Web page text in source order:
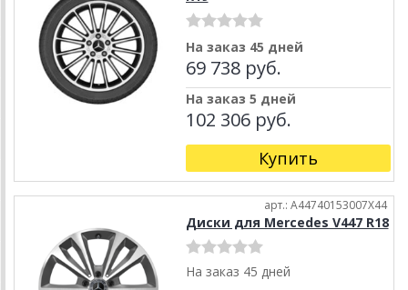
На заказ 45 дней
69 738 руб.
На заказ 5 дней
102 306 руб.
Купить
арт.: A44740153007X44
Диски для Mercedes V447 R18
На заказ 45 дней